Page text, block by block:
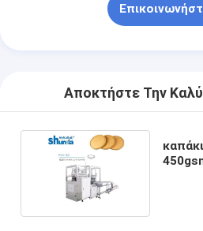
Αποκτήστε Την